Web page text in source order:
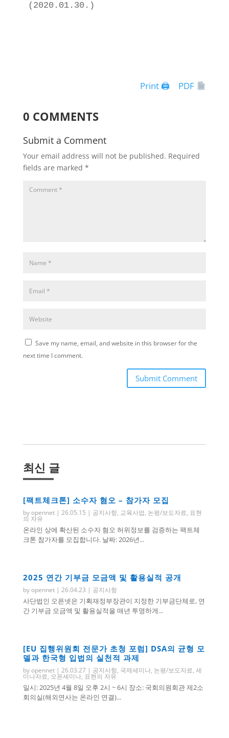
(2020.01.30.)
Print 🖨 PDF
0 COMMENTS
Submit a Comment
Your email address will not be published. Required
fields are marked *
Save my name, email, and website in this browser for the
next time I comment.
Submit Comment
최신 글
[팩트체크톤] 소수자 혐오 – 참가자 모집
byopennet| 26.05.15 | 공지사항, 교육사업, 논평/보도자료, 표현
의 자유
온라인 상에 확산된 소수자 혐오 허위정보를 검증하는 팩트체
크톤 참가자를 모집합니다. 날짜: 2026년...
2025 연간 기부금 모금액 및 활용실적 공개
byopennet| 26.04.23 | 공지사항
사단법인 오픈넷은 기획재정부장관이 지정한 기부금단체로, 연
간 기부금 모금액 및 활용실적을 매년 투명하게...
[EU 집행위원회 전문가 초청 포럼] DSA의 균형 모
델과 한국형 입법의 실천적 과제
byopennet| 26.03.27| 공지사항, 국제세미나, 논평/보도자료, 세
미나자료, 오픈세미나, 표현의 자유
일시: 2025년 4월 8일 오후 2시 ~ 6시 장소: 국회의원회관 제2소
회의실(해외연사는 온라인 연결)...